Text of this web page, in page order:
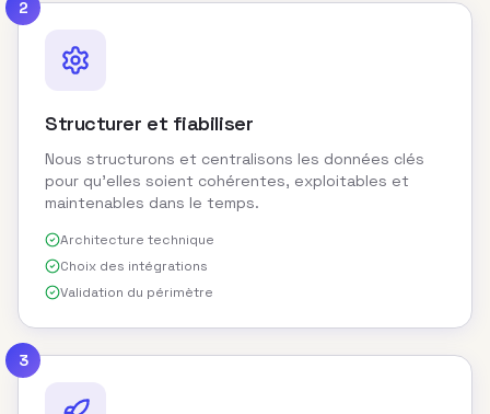
2
Structurer et fiabiliser
Nous structurons et centralisons les données clés
pour qu'elles soient cohérentes, exploitables et
maintenables dans le temps.
Architecture technique
Choix des intégrations
Validation du périmètre
3